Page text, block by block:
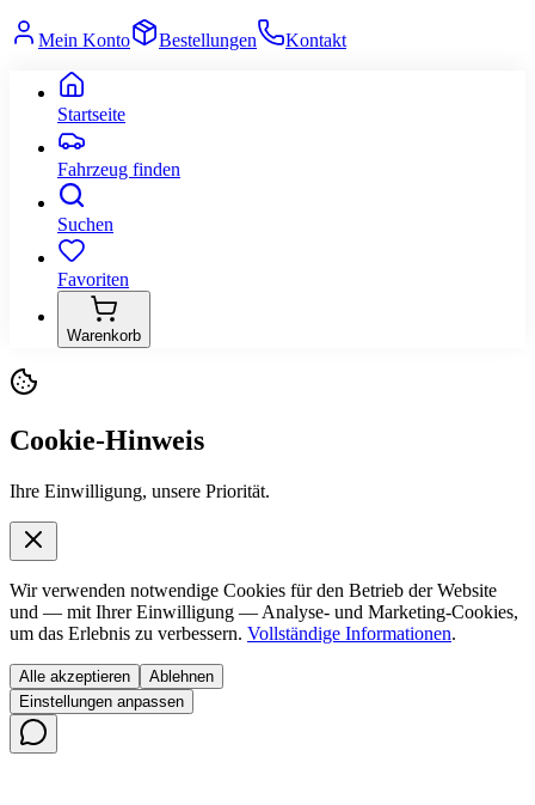
Mein Konto Bestellungen Kontakt
Startseite
Fahrzeug finden
Suchen
Favoriten
Warenkorb
Cookie-Hinweis
Ihre Einwilligung, unsere Priorität.
Wir verwenden notwendige Cookies für den Betrieb der Website
und — mit Ihrer Einwilligung — Analyse- und Marketing-Cookies,
um das Erlebnis zu verbessern. Vollständige Informationen.
Alle akzeptieren
Ablehnen
Einstellungen anpassen